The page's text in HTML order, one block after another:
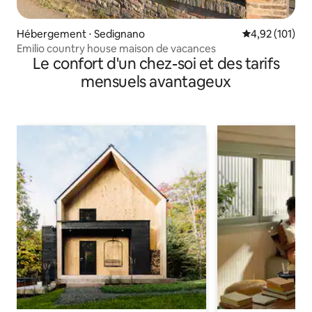
Hébergement ⋅ Sedignano Évaluation
4,92 (101)
Emilio country house maison de vacances
Le confort d'un chez-soi et des tarifs
mensuels avantageux